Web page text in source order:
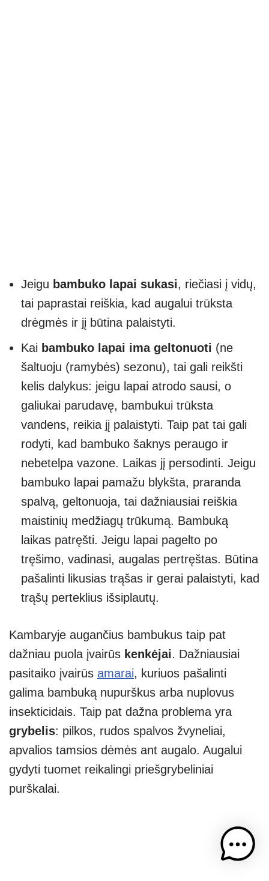
Jeigu bambuko lapai sukasi, riečiasi į vidų,
tai paprastai reiškia, kad augalui trūksta
drėgmės ir jį būtina palaistyti.
Kai bambuko lapai ima geltonuoti (ne
šaltuoju (ramybės) sezonu), tai gali reikšti
kelis dalykus: jeigu lapai atrodo sausi, o
galiukai parudavę, bambukui trūksta
vandens, reikia jį palaistyti. Taip pat tai gali
rodyti, kad bambuko šaknys peraugo ir
nebetelpa vazone. Laikas jį persodinti. Jeigu
bambuko lapai pamažu blykšta, praranda
spalvą, geltonuoja, tai dažniausiai reiškia
maistinių medžiagų trūkumą. Bambuką
laikas patręšti. Jeigu lapai pagelto po
tręšimo, vadinasi, augalas pertręštas. Būtina
pašalinti likusias trąšas ir gerai palaistyti, kad
trąšų perteklius išsiplautų.
Kambaryje augančius bambukus taip pat
dažniau puola įvairūs kenkėjai. Dažniausiai
pasitaiko įvairūs amarai, kuriuos pašalinti
galima bambuką nupurškus arba nuplovus
insekticidais. Taip pat dažna problema yra
grybelis: pilkos, rudos spalvos žvyneliai,
apvalios tamsios dėmės ant augalo. Augalui
gydyti tuomet reikalingi priešgrybeliniai
purškalai.